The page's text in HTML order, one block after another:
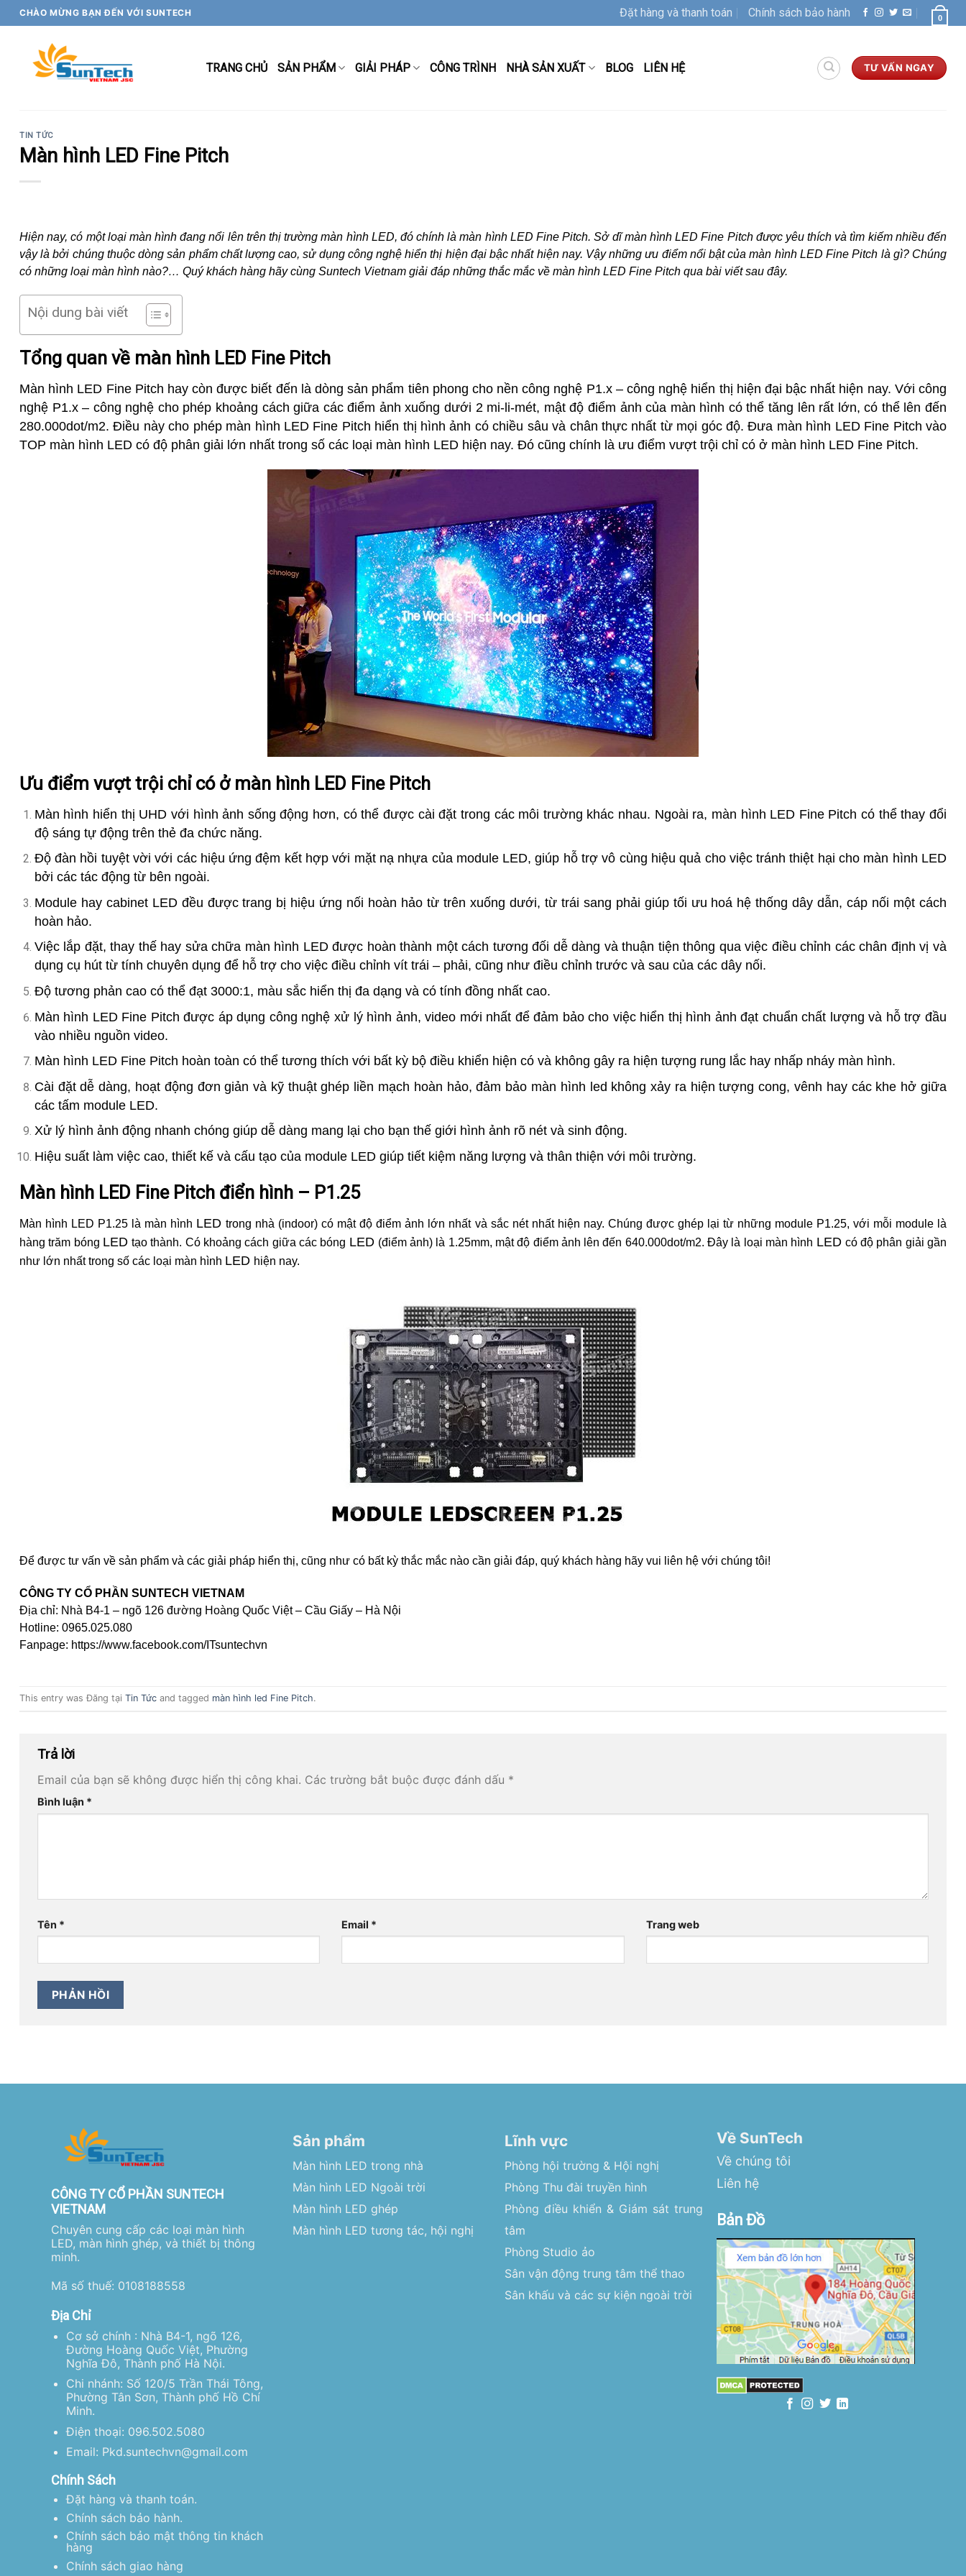
Skip
to
CHÀO MỪNG BẠN ĐẾN VỚI SUNTECH Đặt hàng và thanh toán Chính sách bảo hành 0
TRANG CHỦ SẢN PHẨM GIẢI PHÁP CÔNG TRÌNH NHÀ SẢN XUẤT BLOG LIÊN HỆ TƯ VẤN NGAY
TIN TỨC
Màn hình LED Fine Pitch
Hiện nay, có một loại màn hình đang nổi lên trên thị trường màn hình LED, đó chính là màn hình LED Fine Pitch. Sở dĩ màn hình LED Fine Pitch được yêu thích và tìm kiếm nhiều đến
vậy là bởi chúng thuộc dòng sản phẩm chất lượng cao, sử dụng công nghệ hiển thị hiện đại bậc nhất hiện nay. Vậy những ưu điểm nổi bật của màn hình LED Fine Pitch là gì? Chúng
có những loại màn hình nào?… Quý khách hàng hãy cùng Suntech Vietnam giải đáp những thắc mắc về màn hình LED Fine Pitch qua bài viết sau đây.
Nội dung bài viết
Tổng quan về màn hình LED Fine Pitch
Màn hình LED Fine Pitch hay còn được biết đến là dòng sản phẩm tiên phong cho nền công nghệ P1.x – công nghệ hiển thị hiện đại bậc nhất hiện nay. Với công
nghệ P1.x – công nghệ cho phép khoảng cách giữa các điểm ảnh xuống dưới 2 mi-li-mét, mật độ điểm ảnh của màn hình có thể tăng lên rất lớn, có thể lên đến
280.000dot/m2. Điều này cho phép màn hình LED Fine Pitch hiển thị hình ảnh có chiều sâu và chân thực nhất từ mọi góc độ. Đưa màn hình LED Fine Pitch vào
TOP màn hình LED có độ phân giải lớn nhất trong số các loại màn hình LED hiện nay. Đó cũng chính là ưu điểm vượt trội chỉ có ở màn hình LED Fine Pitch.
Ưu điểm vượt trội chỉ có ở màn hình LED Fine Pitch
Màn hình hiển thị UHD với hình ảnh sống động hơn, có thể được cài đặt trong các môi trường khác nhau. Ngoài ra, màn hình LED Fine Pitch có thể thay đổi
độ sáng tự động trên thẻ đa chức năng.
Độ đàn hồi tuyệt vời với các hiệu ứng đệm kết hợp với mặt nạ nhựa của module LED, giúp hỗ trợ vô cùng hiệu quả cho việc tránh thiệt hại cho màn hình LED
bởi các tác động từ bên ngoài.
Module hay cabinet LED đều được trang bị hiệu ứng nối hoàn hảo từ trên xuống dưới, từ trái sang phải giúp tối ưu hoá hệ thống dây dẫn, cáp nối một cách
hoàn hảo.
Việc lắp đặt, thay thế hay sửa chữa màn hình LED được hoàn thành một cách tương đối dễ dàng và thuận tiện thông qua việc điều chỉnh các chân định vị và
dụng cụ hút từ tính chuyên dụng để hỗ trợ cho việc điều chỉnh vít trái – phải, cũng như điều chỉnh trước và sau của các dây nối.
Độ tương phản cao có thể đạt 3000:1, màu sắc hiển thị đa dạng và có tính đồng nhất cao.
Màn hình LED Fine Pitch được áp dụng công nghệ xử lý hình ảnh, video mới nhất để đảm bảo cho việc hiển thị hình ảnh đạt chuẩn chất lượng và hỗ trợ đầu
vào nhiều nguồn video.
Màn hình LED Fine Pitch hoàn toàn có thể tương thích với bất kỳ bộ điều khiển hiện có và không gây ra hiện tượng rung lắc hay nhấp nháy màn hình.
Cài đặt dễ dàng, hoạt động đơn giản và kỹ thuật ghép liền mạch hoàn hảo, đảm bảo màn hình led không xảy ra hiện tượng cong, vênh hay các khe hở giữa
các tấm module LED.
Xử lý hình ảnh động nhanh chóng giúp dễ dàng mang lại cho bạn thế giới hình ảnh rõ nét và sinh động.
Hiệu suất làm việc cao, thiết kế và cấu tạo của module LED giúp tiết kiệm năng lượng và thân thiện với môi trường.
Màn hình LED Fine Pitch điển hình – P1.25
Màn hình LED P1.25 là màn hình LEDtrong nhà (indoor) có mật độ điểm ảnh lớn nhất và sắc nét nhất hiện nay. Chúng được ghép lại từ những module P1.25, với mỗi module là
hàng trăm bóng LEDtạo thành. Có khoảng cách giữa các bóng LED (điểm ảnh) là 1.25mm, mật độ điểm ảnh lên đến 640.000dot/m2. Đây là loại màn hình LED có độ phân giải gần
như lớn nhất trong số các loại màn hình LED hiện nay.
Để được tư vấn về sản phẩm và các giải pháp hiển thị, cũng như có bất kỳ thắc mắc nào cần giải đáp, quý khách hàng hãy vui liên hệ với chúng tôi!
CÔNG TY CỔ PHẦN SUNTECH VIETNAM
Địa chỉ: Nhà B4-1 – ngõ 126 đường Hoàng Quốc Việt – Cầu Giấy – Hà Nội
Hotline: 0965.025.080
Fanpage: https://www.facebook.com/ITsuntechvn
This entry was Đăng tại Tin Tức and tagged màn hình led Fine Pitch.
Trả lời
Email của bạn sẽ không được hiển thị công khai. Các trường bắt buộc được đánh dấu *
Bình luận *
Tên * Email * Trang web
CÔNG TY CỔ PHẦN SUNTECH
VIETNAM
Chuyên cung cấp các loại màn hình
LED, màn hình ghép, và thiết bị thông
minh.
Mã số thuế: 0108188558
Địa Chỉ
Cơ sở chính : Nhà B4-1, ngõ 126,
Đường Hoàng Quốc Việt, Phường
Nghĩa Đô, Thành phố Hà Nội.
Chi nhánh: Số 120/5 Trần Thái Tông,
Phường Tân Sơn, Thành phố Hồ Chí
Minh.
Điện thoại: 096.502.5080
Email: Pkd.suntechvn@gmail.com
Chính Sách
Đặt hàng và thanh toán.
Chính sách bảo hành.
Chính sách bảo mật thông tin khách
hàng
Chính sách giao hàng
Sản phẩm
Màn hình LED trong nhà
Màn hình LED Ngoài trời
Màn hình LED ghép
Màn hình LED tương tác, hội nghị
Lĩnh vực
Phòng hội trường & Hội nghị
Phòng Thu đài truyền hình
Phòng điều khiển & Giám sát trung
tâm
Phòng Studio ảo
Sân vận động trung tâm thể thao
Sân khấu và các sự kiện ngoài trời
Về SunTech
Về chúng tôi
Liên hệ
Bản Đồ